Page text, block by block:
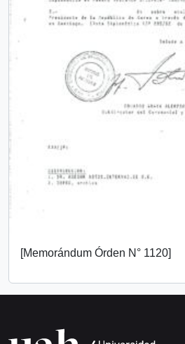
[Memorándum Órden N° 1120]